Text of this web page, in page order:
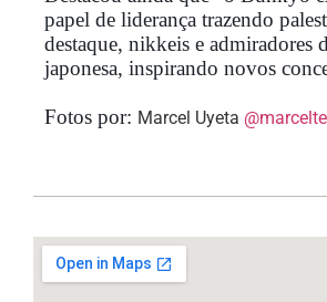
papel de liderança trazendo
destaque, nikkeis e admiradores
japonesa, inspirando novos
Fotos por: Marcel Uyeta